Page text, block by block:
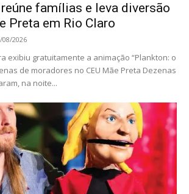
famílias e leva diversão
Preta em Rio Claro
08/2026
exibiu gratuitamente a animação “Plankton: o
de moradores no CEU Mãe Preta Dezenas
na noite...